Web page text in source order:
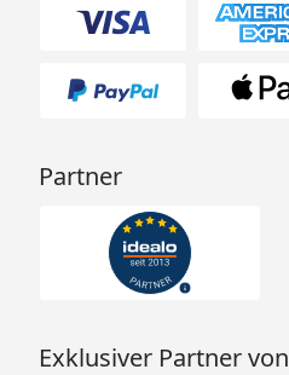
Partner
Exklusiver Partner von